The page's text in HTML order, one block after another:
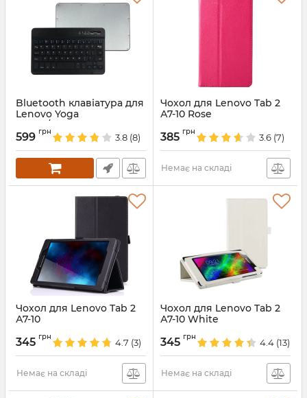
Bluetooth клавіатура для
Lenovo Yoga
Tablet/IdeaTab
Артикул: 2017
599 грн
3.8 (8)
Чохол для Lenovo Tab 2
А7-10 Rose
385 грн
3.6 (7)
Немає на складі
Чохол для Lenovo Tab 2
А7-10
345 грн
4.7 (3)
Немає на складі
Чохол для Lenovo Tab 2
А7-10 White
345 грн
4.4 (13)
Немає на складі